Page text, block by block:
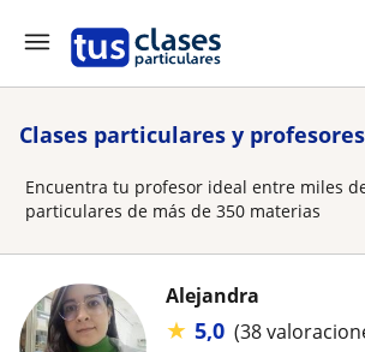
Clases particulares y
Encuentra tu profesor ideal entre miles
particulares de más de 350 materias
Alejandra
★ 5,0 (38